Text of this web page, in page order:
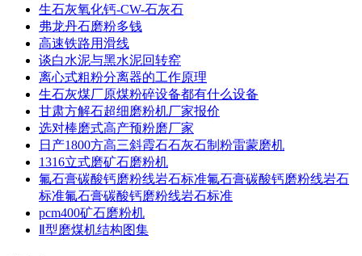
生石灰氧化钙-CW-石灰石
弗龙丹石磨粉多钱
高速铁路用滑线
谈白水泥与黑水泥回转窑
离心式粗粉分离器的工作原理
生石灰煤厂原煤粉碎设备都有什么设备
甘肃方解石超细磨粉机厂家报价
选对棒磨式高产预粉磨厂家
日产1800方高三斜霞石石灰石制粉雷蒙磨机
1316立式磨矿石磨粉机
氟石膏碳酸钙磨粉线岩石标准氟石膏碳酸钙磨粉线岩石
标准氟石膏碳酸钙磨粉线岩石标准
pcm400矿石磨粉机
Ⅱ型磨煤机结构图集